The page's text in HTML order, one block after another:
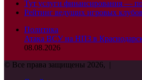
Тут услуги финансирования —
Рейтинг ведущих игровых клубов
Политика
Атака ВСУ на НПЗ в
08.08.2026
© Все права защищены 2026, |